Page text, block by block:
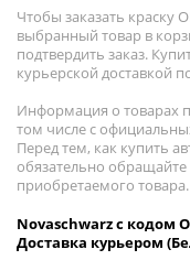
Чтобы заказать краску
выбранный товар в
подтвердить заказ.
курьерской доставкой
Информация о товарах
том числе с
Перед тем, как купить
обязательно
приобретаемого товара.
Novaschwarz с кодом
Доставка курьером